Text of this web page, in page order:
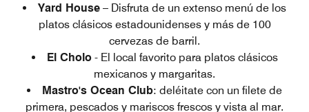
Yard House – Disfruta de un extenso menú de los
platos clásicos estadounidenses y más de 100
cervezas de barril.
El Cholo- El local favorito para platos clásicos
mexicanos y margaritas.
Mastro's Ocean Club: deléitate con un filete de
primera, pescados y mariscos frescos y vista al mar.